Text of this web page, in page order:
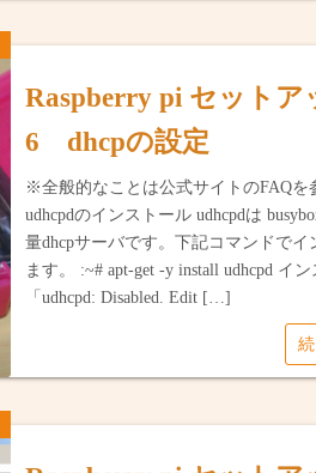
Raspberry pi セットア
6 dhcpの設定
※全般的なことは公式サイトのFAQを
udhcpdのインストール udhcpdは
量dhcpサーバです。下記コマンドでイ
ます。 :~# apt-get -y install udhcpd イ
「udhcpd: Disabled. Edit […]